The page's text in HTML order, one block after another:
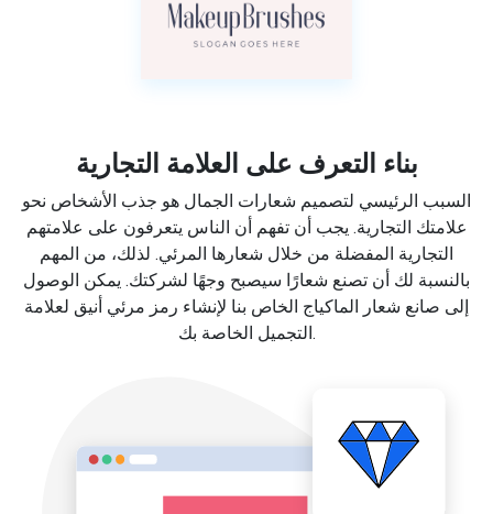
بناء التعرف على العلامة التجارية
السبب الرئيسي لتصميم شعارات الجمال هو جذب الأشخاص نحو
علامتك التجارية. يجب أن تفهم أن الناس يتعرفون على علامتهم
التجارية المفضلة من خلال شعارها المرئي. لذلك، من المهم
بالنسبة لك أن تصنع شعارًا سيصبح وجهًا لشركتك. يمكن الوصول
إلى صانع شعار الماكياج الخاص بنا لإنشاء رمز مرئي أنيق لعلامة
التجميل الخاصة بك.